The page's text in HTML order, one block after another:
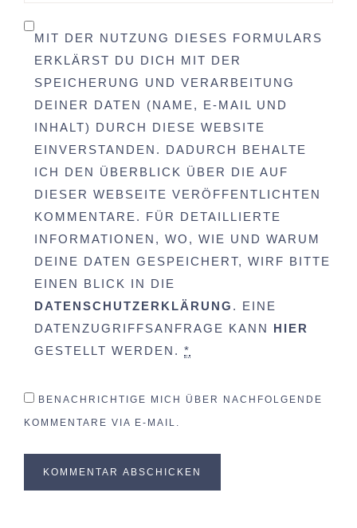
MIT DER NUTZUNG DIESES FORMULARS
ERKLÄRST DU DICH MIT DER
SPEICHERUNG UND VERARBEITUNG
DEINER DATEN (NAME, E-MAIL UND
INHALT) DURCH DIESE WEBSITE
EINVERSTANDEN. DADURCH BEHALTE
ICH DEN ÜBERBLICK ÜBER DIE AUF
DIESER WEBSEITE VERÖFFENTLICHTEN
KOMMENTARE. FÜR DETAILLIERTE
INFORMATIONEN, WO, WIE UND WARUM
DEINE DATEN GESPEICHERT, WIRF BITTE
EINEN BLICK IN DIE
DATENSCHUTZERKLÄRUNG . EINE
DATENZUGRIFFSANFRAGE KANN HIER
GESTELLT WERDEN. *
BENACHRICHTIGE MICH ÜBER NACHFOLGENDE
KOMMENTARE VIA E-MAIL.